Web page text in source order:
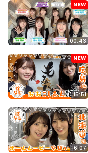
NEW
00:43
NEW
15:51
16:07